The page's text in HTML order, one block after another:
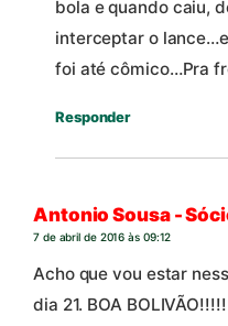
bola e quando caiu,
interceptar o
foi até cômico…Pra
Responder
Antonio Sousa -
7 de abril de 2016 às 09:12
Acho que vou estar
dia 21. BOA BOLIVÃO!!!!!